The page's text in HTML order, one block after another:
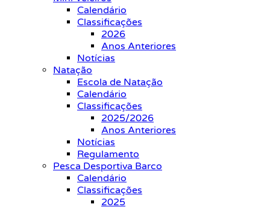
Calendário
Classificações
2026
Anos Anteriores
Notícias
Natação
Escola de Natação
Calendário
Classificações
2025/2026
Anos Anteriores
Notícias
Regulamento
Pesca Desportiva Barco
Calendário
Classificações
2025